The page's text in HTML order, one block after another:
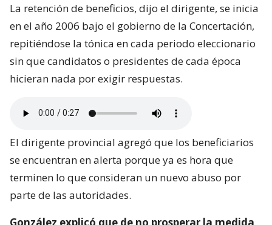
La retención de beneficios, dijo el dirigente, se inicia
en el año 2006 bajo el gobierno de la Concertación,
repitiéndose la tónica en cada periodo eleccionario
sin que candidatos o presidentes de cada época
hicieran nada por exigir respuestas.
El dirigente provincial agregó que los beneficiarios
se encuentran en alerta porque ya es hora que
terminen lo que consideran un nuevo abuso por
parte de las autoridades.
González explicó que de no prosperar la medida,